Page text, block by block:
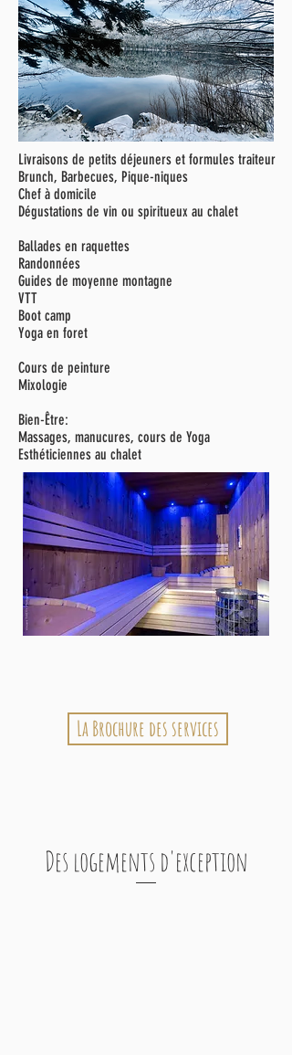
Livraisons de petits déjeuners et formules traiteur
Brunch, Barbecues, Pique-niques
Chef à domicile
Dégustations de vin ou spiritueux au chalet
Ballades en raquettes
Randonnées
Guides de moyenne montagne
VTT
Boot camp
Yoga en foret
Cours de peinture
Mixologie
Bien-Être:
Massages, manucures, cours de Yoga
Esthéticiennes au chalet
La Brochure des services
Des logements d'exception